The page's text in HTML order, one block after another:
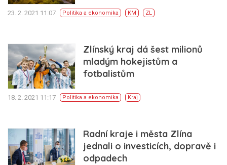
23. 2. 2021 11:07 Politika a ekonomika KM ZL
Zlínský kraj dá šest milionů
mladým hokejistům a
fotbalistům
18. 2. 2021 11:17 Politika a ekonomika Kraj
Radní kraje i města Zlína
jednali o investicích, dopravě i
odpadech